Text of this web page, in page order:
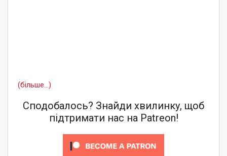
(більше…)
Сподобалось? Знайди хвилинку, щоб
підтримати нас на Patreon!